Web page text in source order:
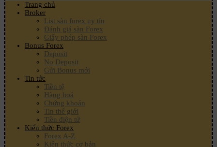
Trang chủ
Broker
List sàn forex uy tín
Đánh giá sàn Forex
Giấy phép sàn Forex
Bonus Forex
Deposit
No Deposit
Gửi Bonus mới
Tin tức
Tiền tệ
Hàng hoá
Chứng khoán
Tin thế giới
Tiền điện tử
Kiến thức Forex
Forex A-Z
Kiến thức cơ bản